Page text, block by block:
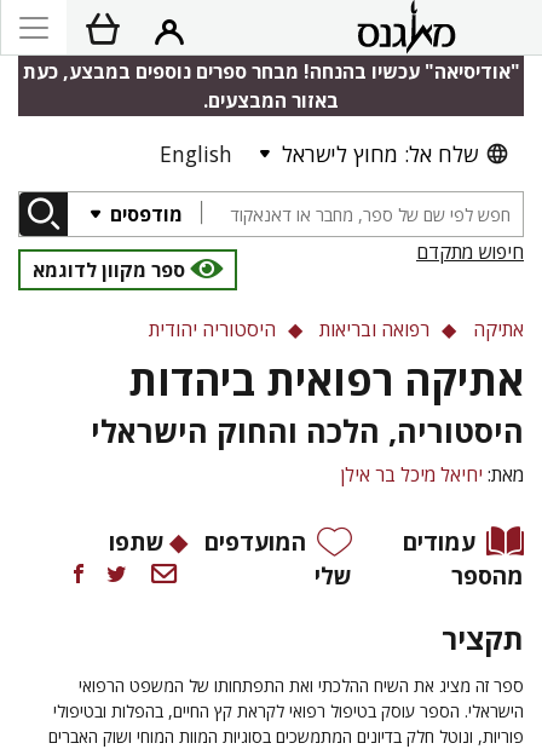
"אודיסיאה" עכשיו בהנחה! מבחר ספרים נוספים במבצע, כעת
באזור המבצעים.
שלח אל: מחוץ לישראל English
מודפסים
חיפוש מתקדם
ספר מקוון לדוגמא
אתיקה רפואה ובריאות היסטוריה יהודית
אתיקה רפואית ביהדות
היסטוריה, הלכה והחוק הישראלי
מאת: יחיאל מיכל בר אילן
עמודים
מהספר
המועדפים
שלי
שתפו
תקציר
ספר זה מציג את השיח ההלכתי ואת התפתחותו של המשפט הרפואי
הישראלי. הספר עוסק בטיפול רפואי לקראת קץ החיים, בהפלות ובטיפולי
פוריות, ונוטל חלק בדיונים המתמשכים בסוגיות המוות המוחי ושוק האברים